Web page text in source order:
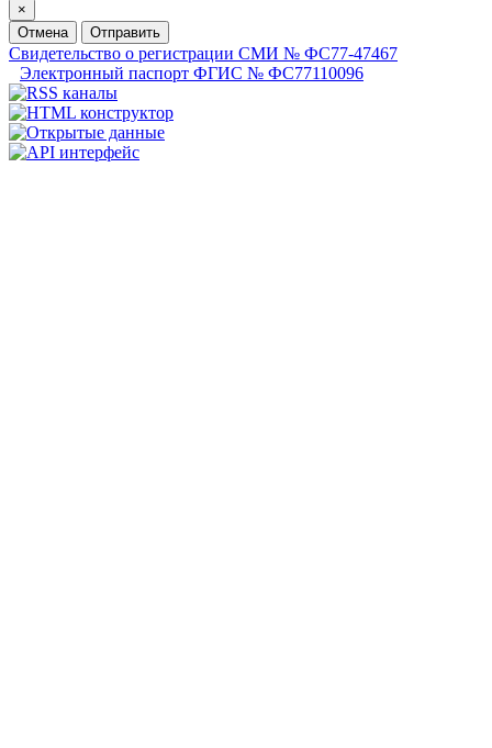
×
Отмена
Отправить
Свидетельство о регистрации СМИ № ФС77-47467
Электронный паспорт ФГИС № ФС77110096